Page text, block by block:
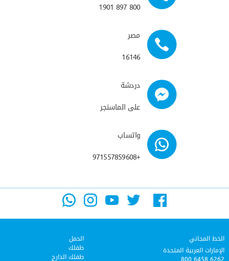
800 897 1901
مصر
16146
دردشة
على الماسنجر
واتساب
+971557859608
الخط المجاني
الإمارات العربية المتحدة
الحمل
طفلك
طفلك الدارج